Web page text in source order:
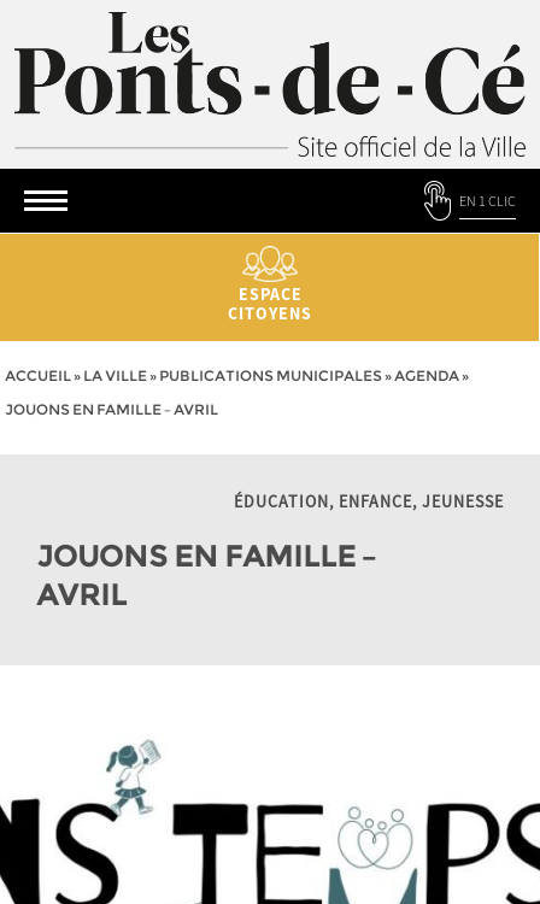
EN 1 CLIC
ESPACE
CITOYENS
ACCUEIL» LA VILLE» PUBLICATIONS MUNICIPALES»AGENDA»
JOUONS EN FAMILLE – AVRIL
ÉDUCATION, ENFANCE, JEUNESSE
JOUONS EN FAMILLE –
AVRIL